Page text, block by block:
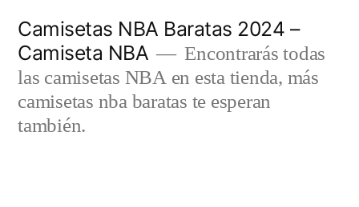
contenido
Camisetas NBA Baratas 2024 –
Camiseta NBA
Encontrarás todas
las camisetas NBA en esta tienda, más
camisetas nba baratas te esperan
también.